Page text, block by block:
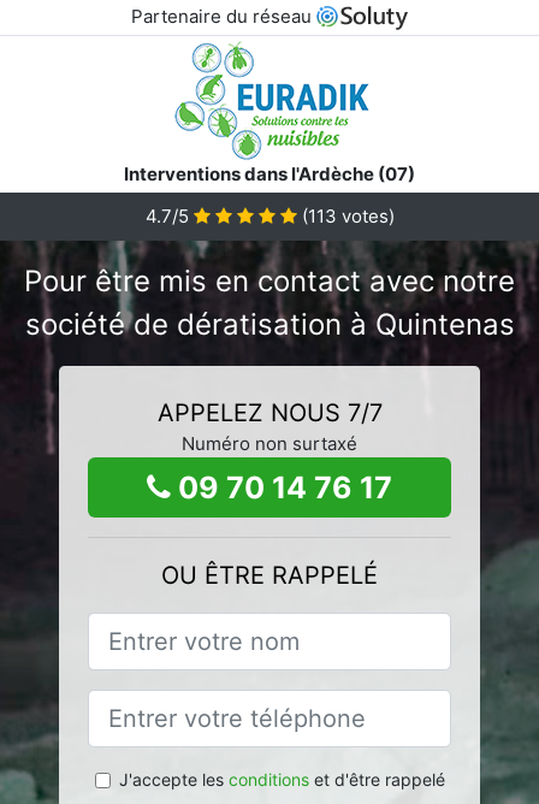
Partenaire du réseau
Interventions dans l'Ardèche (07)
4.7/5
(113 votes)
Pour être mis en contact avec notre
société de dératisation à Quintenas
APPELEZ NOUS 7/7
Numéro non surtaxé
09 70 14 76 17
OU ÊTRE RAPPELÉ
J'accepte les conditionset d'être rappelé